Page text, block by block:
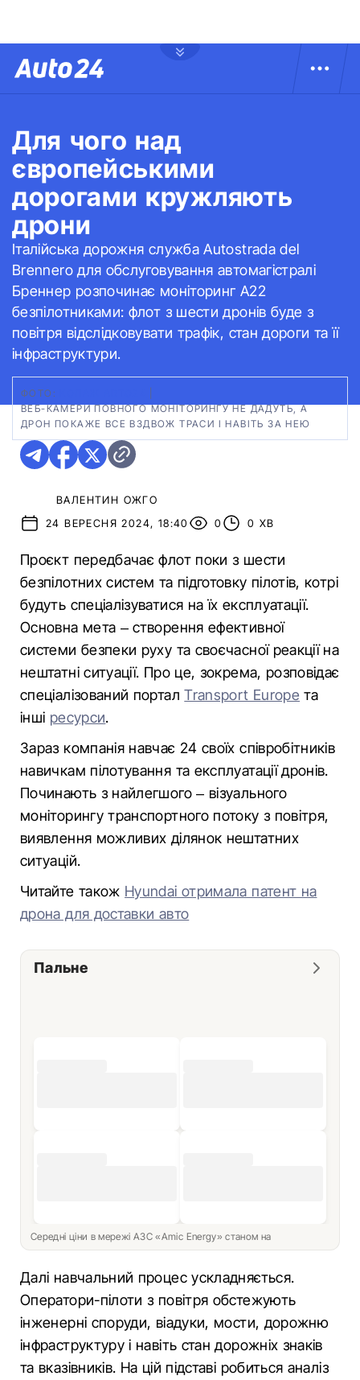
Для чого над
європейськими
дорогами кружляють
дрони
Італійська дорожня служба Autostrada del
Brennero для обслуговування автомагістралі
Бреннер розпочинає моніторинг A22
безпілотниками: флот з шести дронів буде з
повітря відслідковувати трафік, стан дороги та її
інфраструктури.
ФОТО:
ВЕБ-КАМЕРИ ПОВНОГО МОНІТОРИНГУ НЕ ДАДУТЬ, А
ДРОН ПОКАЖЕ ВСЕ ВЗДВОЖ ТРАСИ І НАВІТЬ ЗА НЕЮ
ВАЛЕНТИН ОЖГО
24 ВЕРЕСНЯ 2024, 18:40
0 0 ХВ
Проєкт передбачає флот поки з шести
безпілотних систем та підготовку пілотів, котрі
будуть спеціалізуватися на їх експлуатації.
Основна мета – створення ефективної
системи безпеки руху та своєчасної реакції на
нештатні ситуації. Про це, зокрема, розповідає
спеціалізований порталTransport Europe та
інші ресурси.
Зараз компанія навчає 24 своїх співробітників
навичкам пілотування та експлуатації дронів.
Починають з найлегшого – візуального
моніторингу транспортного потоку з повітря,
виявлення можливих ділянок нештатних
ситуацій.
Читайте також Hyundai отримала патент на
дрона для доставки авто
Пальне
Середні ціни в мережі АЗС «Amic Energy» станом на
Далі навчальний процес ускладняється.
Оператори-пілоти з повітря обстежують
інженерні споруди, віадуки, мости, дорожню
інфраструктуру і навіть стан дорожніх знаків
та вказівників. На цій підставі робиться аналіз